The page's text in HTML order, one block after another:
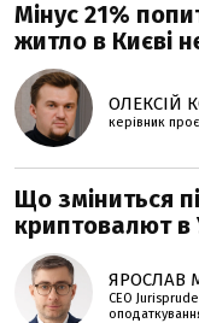
Мінус 21%
житло в Києві
ОЛЕКСІЙ
керівник
Що зміниться
криптовалют в
ЯРОСЛАВ
CEO